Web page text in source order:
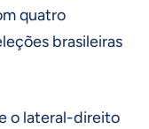
quatro
brasileiras
o lateral-direito